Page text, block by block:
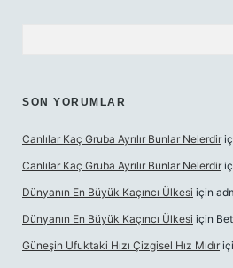
SON YORUMLAR
Canlılar Kaç Gruba Ayrılır Bunlar Nelerdir
Canlılar Kaç Gruba Ayrılır Bunlar Nelerdir
Dünyanın En Büyük Kaçıncı Ülkesi için
Dünyanın En Büyük Kaçıncı Ülkesi için
Güneşin Ufuktaki Hızı Çizgisel Hız Mıdır